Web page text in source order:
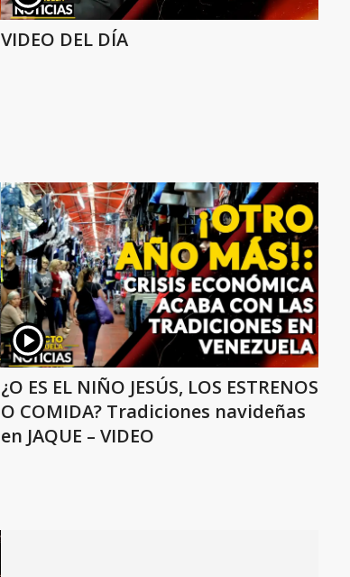
VIDEO DEL DÍA
¿O ES EL NIÑO JESÚS, LOS ESTRENOS
O COMIDA? Tradiciones navideñas
en JAQUE – VIDEO